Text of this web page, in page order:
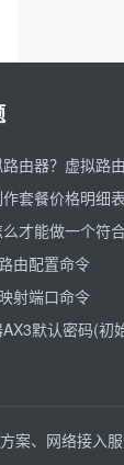
由器？虚拟路
套餐价格明细表
才能做一个符
由配置命令
射端口命令
默认密码(初
案、网络接入